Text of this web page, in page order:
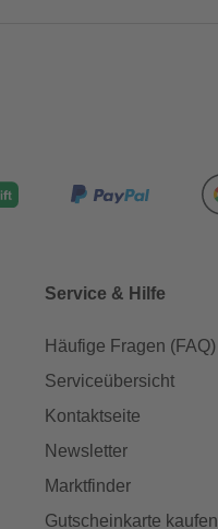
Service & Hilfe
Häufige Fragen (FAQ)
Serviceübersicht
Kontaktseite
Newsletter
Marktfinder
Gutscheinkarte kaufen